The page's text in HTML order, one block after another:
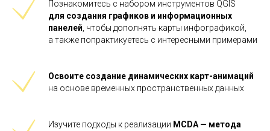
Познакомитесь с набором инструментов QGIS
для создания графиков и информационных
панелей, чтобы дополнять карты инфографикой,
а также попрактикуетесь с интересными примерами
Освоите создание динамических карт-анимаций
на основе временных пространственных данных
Изучите подходы к реализации MCDA — метода